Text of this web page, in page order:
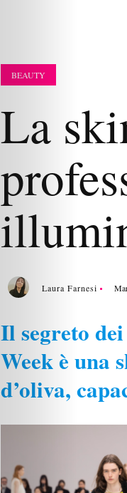
BEAUTY
La
Laura Farnesi
Il segreto
Week è una
d’oliva,